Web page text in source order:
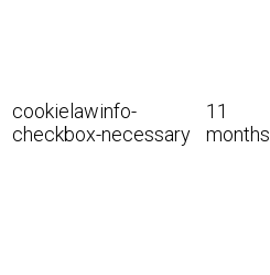
cookielawinfo-
checkbox-necessary
11
months